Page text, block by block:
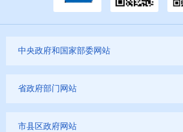
中央政府和国家部委网站
省政府部门网站
市县区政府网站